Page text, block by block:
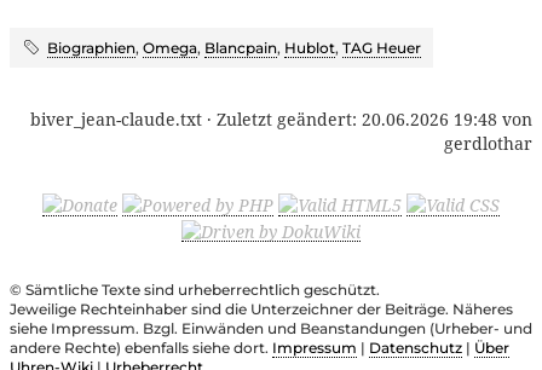
Biographien, Omega, Blancpain, Hublot, TAG Heuer
biver_jean-claude.txt · Zuletzt geändert: 20.06.2026 19:48 von
gerdlothar
© Sämtliche Texte sind urheberrechtlich geschützt.
Jeweilige Rechteinhaber sind die Unterzeichner der Beiträge. Näheres
siehe Impressum. Bzgl. Einwänden und Beanstandungen (Urheber- und
andere Rechte) ebenfalls siehe dort. Impressum | Datenschutz | Über